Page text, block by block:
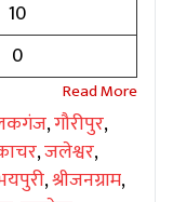
10
0
,गौरीपुर,
,जलेश्वर,
,श्रीजनग्राम,